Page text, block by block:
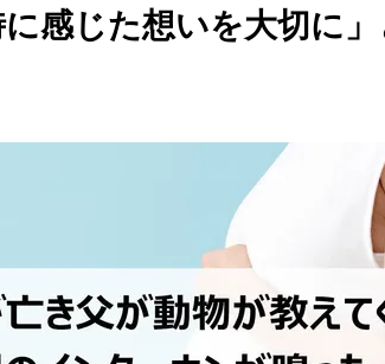
感じた想いを大切に